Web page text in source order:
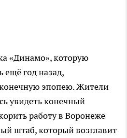
«Динамо», которую
ещё год назад,
эпопею. Жители
увидеть конечный
работу в Воронеже
штаб, который возглавит